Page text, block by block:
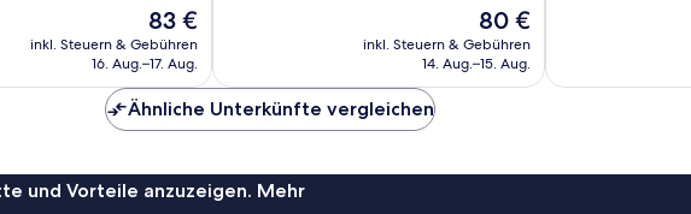
Der
Preis
beträgt
83 €
inkl. Steuern & Gebühren
16. Aug.–17. Aug.
Der
Preis
beträgt
80 €
inkl. Steuern & Gebühren
14. Aug.–15. Aug.
Ähnliche Unterkünfte vergleichen
und Vorteile anzuzeigen. Mehr